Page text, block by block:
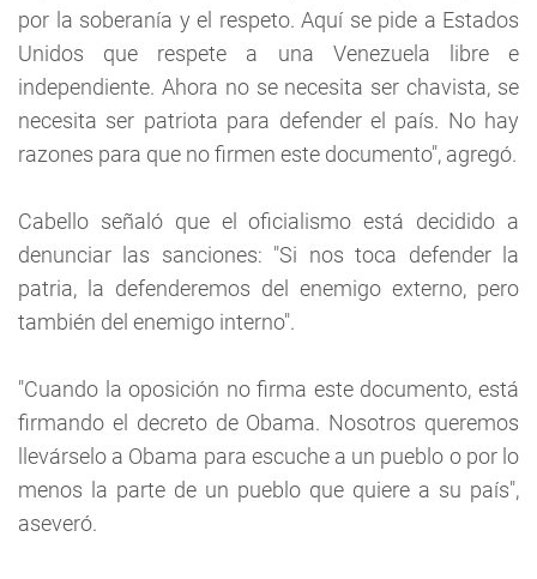
por la soberanía y el respeto. Aquí se pide a Estados
Unidos que respete a una Venezuela libre e
independiente. Ahora no se necesita ser chavista, se
necesita ser patriota para defender el país. No hay
razones para que no firmen este documento", agregó.
Cabello señaló que el oficialismo está decidido a
denunciar las sanciones: "Si nos toca defender la
patria, la defenderemos del enemigo externo, pero
también del enemigo interno".
"Cuando la oposición no firma este documento, está
firmando el decreto de Obama. Nosotros queremos
llevárselo a Obama para escuche a un pueblo o por lo
menos la parte de un pueblo que quiere a su país",
aseveró.